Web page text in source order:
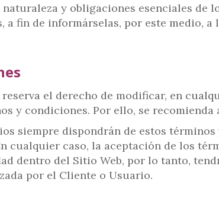
y obligaciones esenciales de
a fin de informárselas, por este medio, a
el derecho de modificar, en
y condiciones. Por ello, se
siempre dispondrán de estos
cualquier caso, la aceptación de los
dentro del Sitio Web, por lo tanto,
por el Cliente o Usuario.